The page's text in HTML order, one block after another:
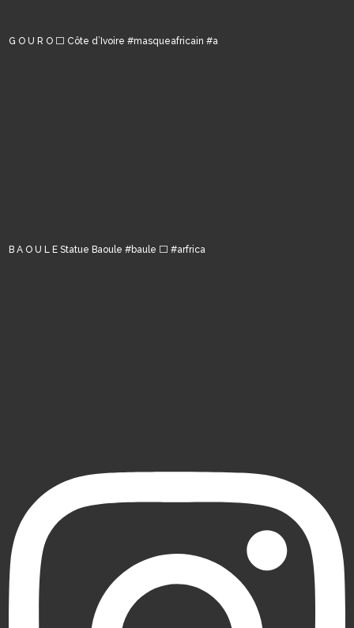
G O U R O ⬜️ Côte d’Ivoire #masqueafricain #a
B A O U L E Statue Baoule #baule ⬜️ #arfrica